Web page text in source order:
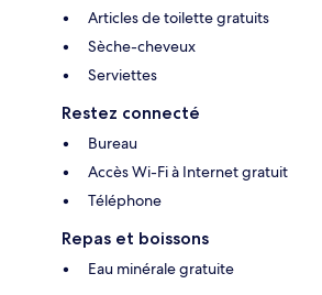
Articles de toilette gratuits
Sèche-cheveux
Serviettes
Restez connecté
Bureau
Accès Wi-Fi à Internet gratuit
Téléphone
Repas et boissons
Eau minérale gratuite